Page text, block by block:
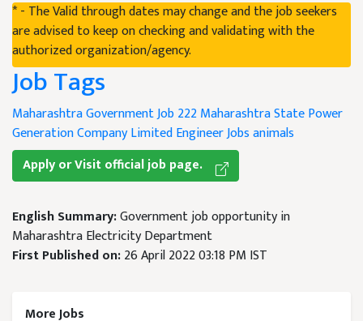
* - The Valid through dates may change and the job seekers
are advised to keep on checking and validating with the
authorized organization/agency.
Job Tags
Maharashtra Government Job 222Maharashtra State Power
Generation Company LimitedEngineer Jobsanimals
Apply or Visit official job page.
English Summary:Government job opportunity in
Maharashtra Electricity Department
First Published on:26 April 2022 03:18 PM IST
More Jobs